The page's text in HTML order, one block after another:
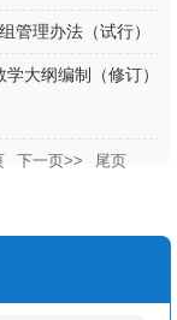
管理办法（试行）
大纲编制（修订）
下一页>>
尾页